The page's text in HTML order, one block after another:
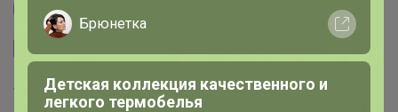
Другие СП организатора Артемида
Торговые марки
Брюнетка
Детская коллекция качественного и
легкого термобелья